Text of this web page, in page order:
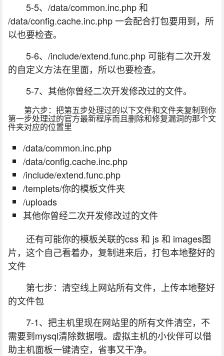
5-5、/data/common.inc.php 和
/data/config.cache.inc.php 一会配合打包要用到，所
以也要检查。
5-6、/include/extend.func.php 可能有二次开发
的自定义方法在里面，所以也要检查。
5-7、其他你曾经二次开发修改过的文件。
第六步：把第五步处理过的以下文件和文件夹复制到你
第一步处理过的官方最新程序而且删除和修复漏洞的那个文
件夹对应的位置里
/data/common.inc.php
/data/config.cache.inc.php
/include/extend.func.php
/templets/你的模板文件夹
/uploads
其他你曾经二次开发修改过的文件
还有可能你的模板关联的css 和 js 和 images图
片，这个自己看着办，复制进来后，打包本地整好的
文件
第七步：清空线上网站所有文件，上传本地整好
的文件包
7-1、把主机里现在网站里的所有文件清空，不
需要到mysql清除数据哦。虚拟主机的小伙伴可以借
助主机面板一键清空，省事又干净。